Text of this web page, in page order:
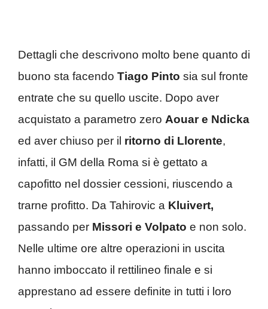
Dettagli che descrivono molto bene quanto di
buono sta facendo Tiago Pinto sia sul fronte
entrate che su quello uscite. Dopo aver
acquistato a parametro zero Aouar e Ndicka
ed aver chiuso per il ritorno di Llorente,
infatti, il GM della Roma si è gettato a
capofitto nel dossier cessioni, riuscendo a
trarne profitto. Da Tahirovic a Kluivert,
passando per Missori e Volpato e non solo.
Nelle ultime ore altre operazioni in uscita
hanno imboccato il rettilineo finale e si
apprestano ad essere definite in tutti i loro